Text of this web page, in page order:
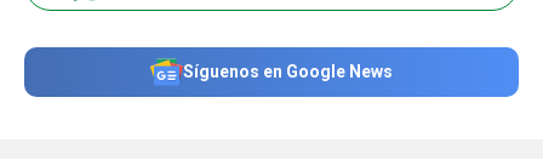
Síguenos en Google News